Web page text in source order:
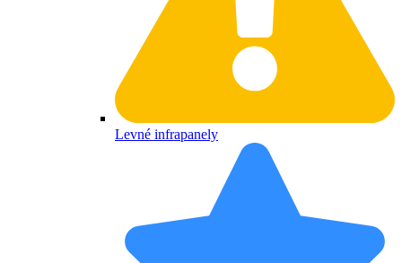
Levné infrapanely